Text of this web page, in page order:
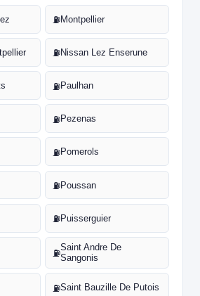
⛽Montpellier
⛽Nissan Lez Enserune
⛽Paulhan
⛽Pezenas
⛽Pomerols
⛽Poussan
⛽Puisserguier
⛽
Saint Andre De
Sangonis
⛽Saint Bauzille De Putois